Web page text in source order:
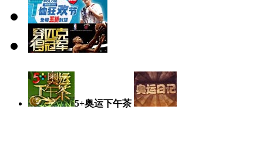
5+奥运下午茶